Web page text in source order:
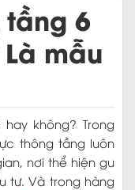
tầng 6
mẫu
không? Trong
thông tầng luôn
nơi thể hiện gu
tư. Và trong hàng